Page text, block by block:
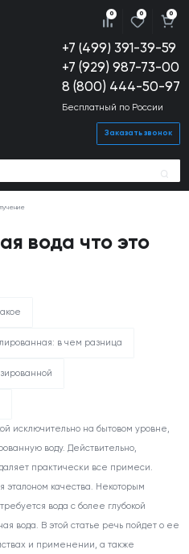
+7 (499) 391-39-59
+7 (929) 987-73-00
8 (800) 444-50-97
Бесплатный по России
Заказать звонок
0 0 0
вода что это
в чем разница
исключительно на бытовом уровне,
воду. Действительно,
практически все примеси.
эталоном качества. Некоторым
вода с более глубокой
вода. В этой статье речь пойдет о ее
и применении, а также